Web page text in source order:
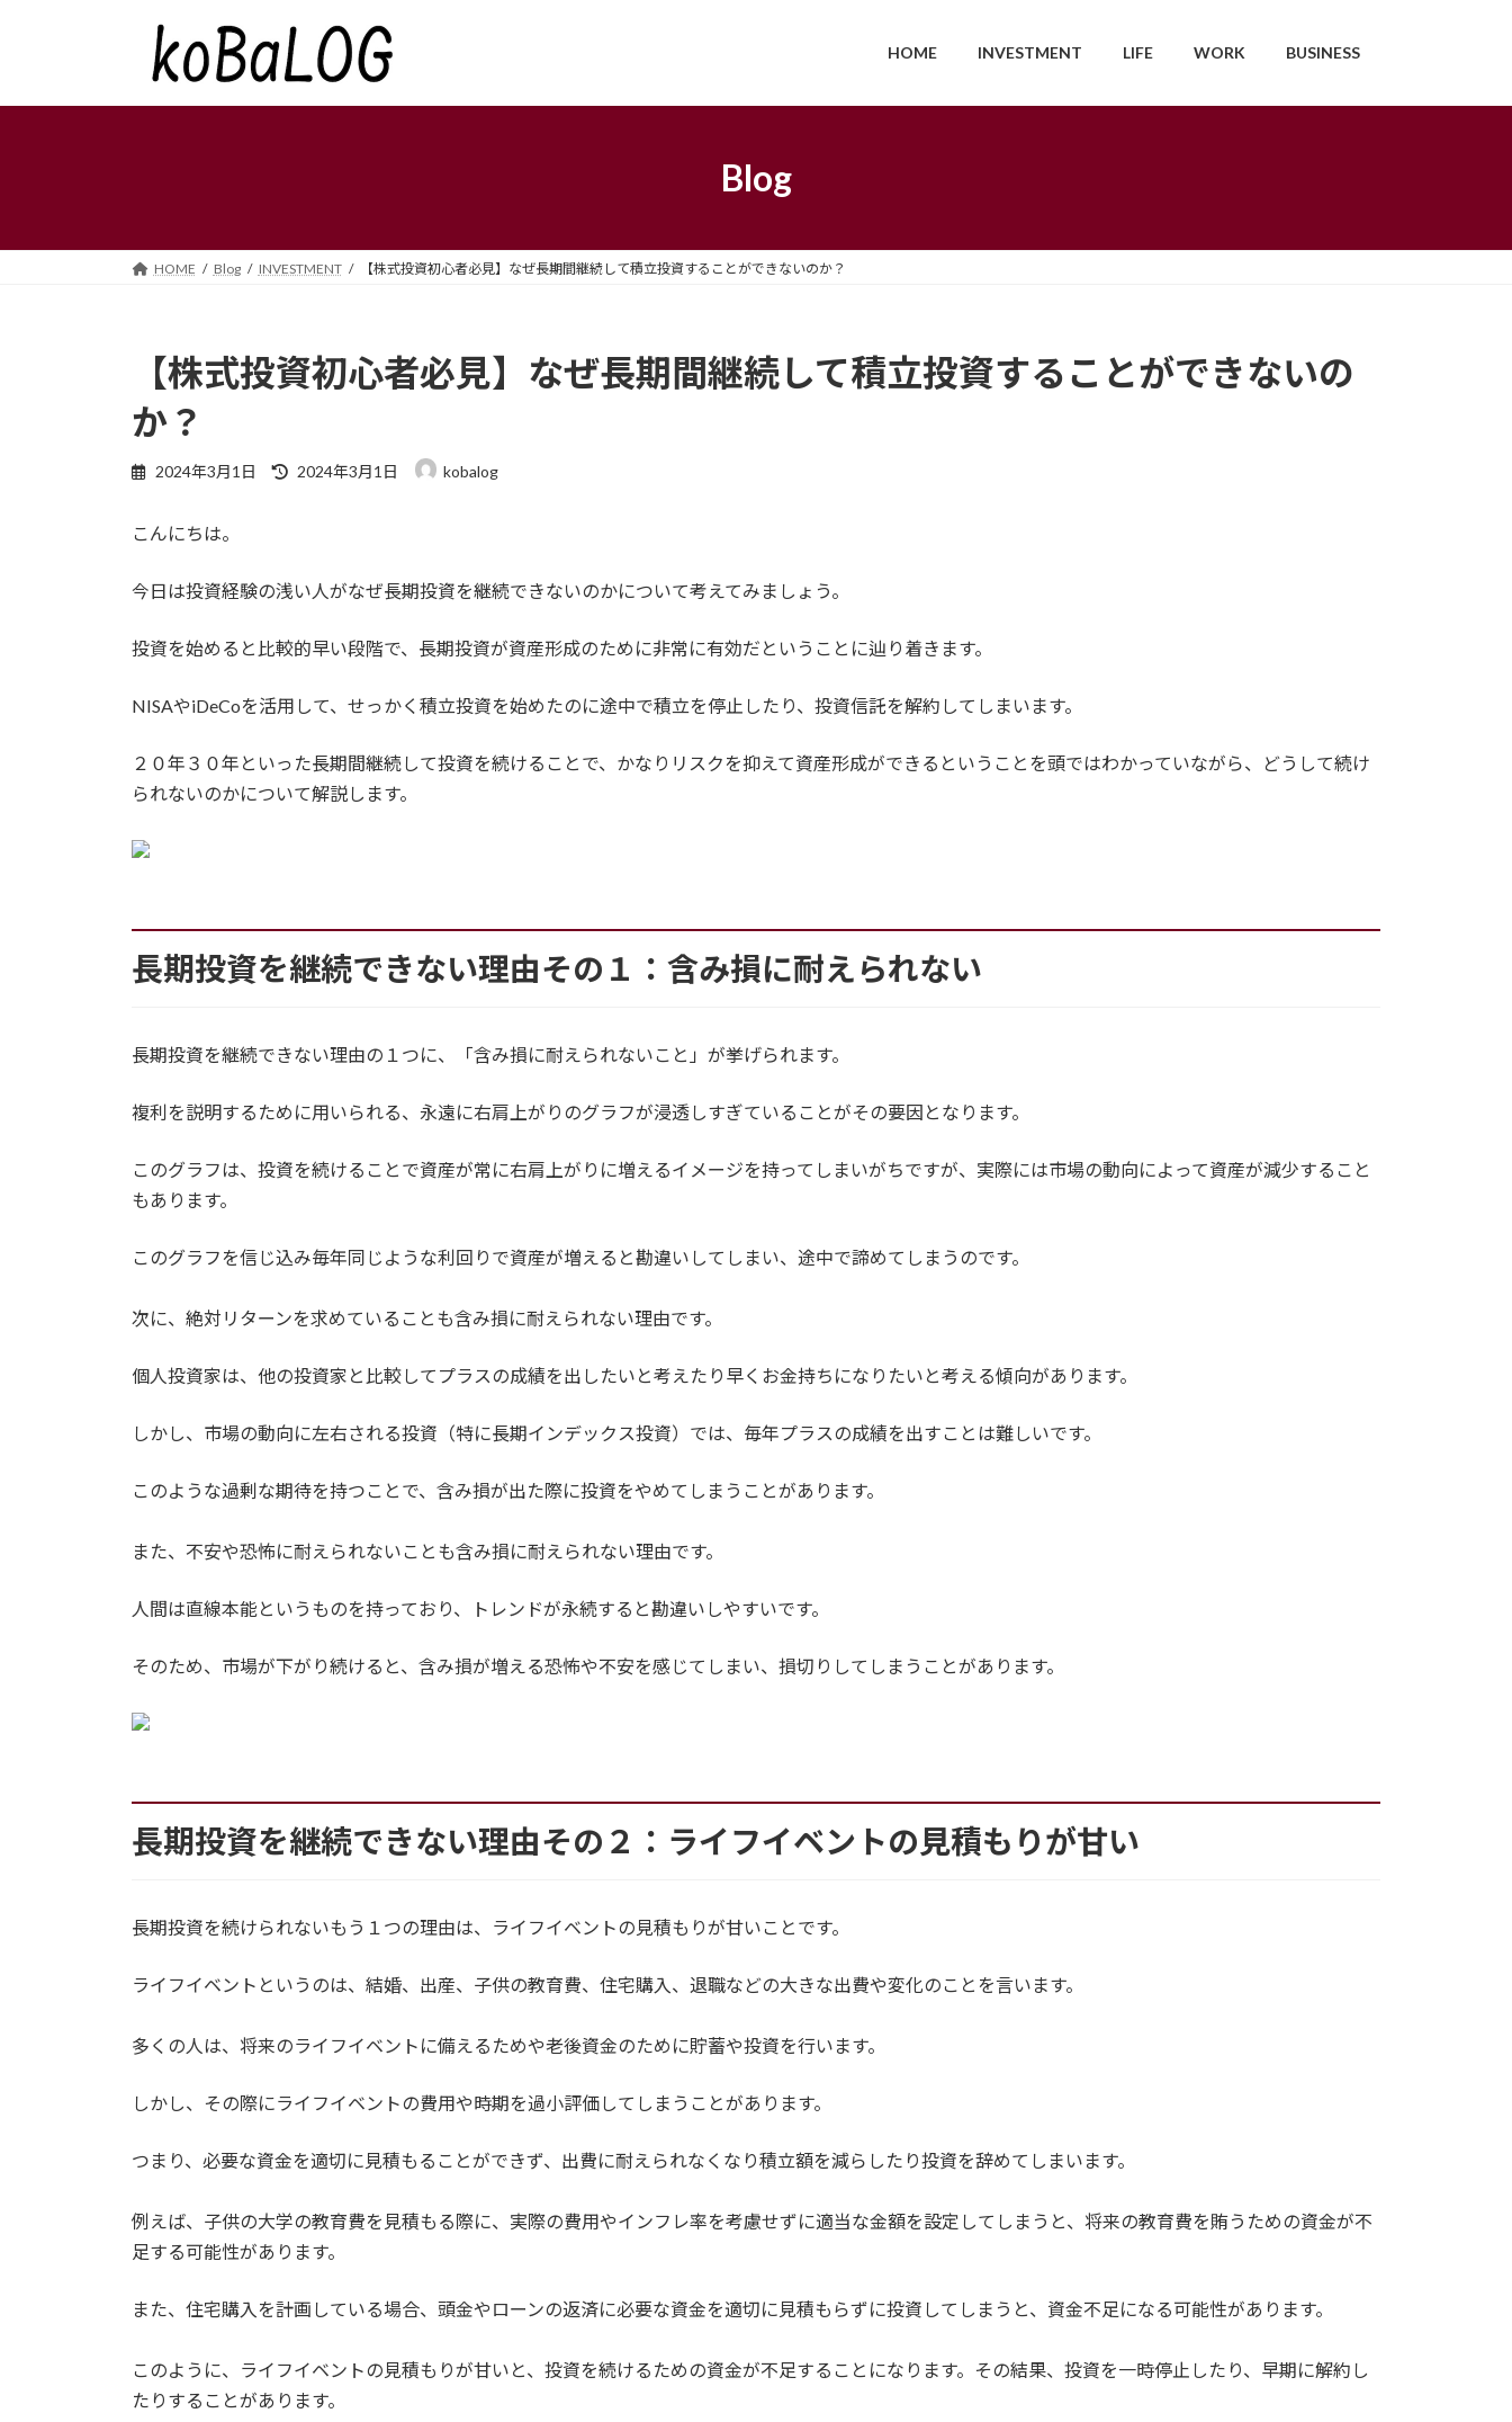
プ
動
HOME INVESTMENT LIFE WORK BUSINESS
Blog
HOME Blog INVESTMENT 【株式投資初心者必見】なぜ長期間継続して積立投資することができないのか？
【株式投資初心者必見】なぜ長期間継続して積立投資することができないの
か？
2024年3月1日
最
:
2024年3月1日 kobalog
こんにちは。
今日は投資経験の浅い人がなぜ長期投資を継続できないのかについて考えてみましょう。
投資を始めると比較的早い段階で、長期投資が資産形成のために非常に有効だということに辿り着きます。
NISAやiDeCoを活用して、せっかく積立投資を始めたのに途中で積立を停止したり、投資信託を解約してしまいます。
２０年３０年といった長期間継続して投資を続けることで、かなりリスクを抑えて資産形成ができるということを頭ではわかっていながら、どうして続け
られないのかについて解説します。
長期投資を継続できない理由その１：含み損に耐えられない
長期投資を継続できない理由の１つに、「含み損に耐えられないこと」が挙げられます。
複利を説明するために用いられる、永遠に右肩上がりのグラフが浸透しすぎていることがその要因となります。
このグラフは、投資を続けることで資産が常に右肩上がりに増えるイメージを持ってしまいがちですが、実際には市場の動向によって資産が減少すること
もあります。
このグラフを信じ込み毎年同じような利回りで資産が増えると勘違いしてしまい、途中で諦めてしまうのです。
次に、絶対リターンを求めていることも含み損に耐えられない理由です。
個人投資家は、他の投資家と比較してプラスの成績を出したいと考えたり早くお金持ちになりたいと考える傾向があります。
しかし、市場の動向に左右される投資（特に長期インデックス投資）では、毎年プラスの成績を出すことは難しいです。
このような過剰な期待を持つことで、含み損が出た際に投資をやめてしまうことがあります。
また、不安や恐怖に耐えられないことも含み損に耐えられない理由です。
人間は直線本能というものを持っており、トレンドが永続すると勘違いしやすいです。
そのため、市場が下がり続けると、含み損が増える恐怖や不安を感じてしまい、損切りしてしまうことがあります。
長期投資を継続できない理由その２：ライフイベントの見積もりが甘い
長期投資を続けられないもう１つの理由は、ライフイベントの見積もりが甘いことです。
ライフイベントというのは、結婚、出産、子供の教育費、住宅購入、退職などの大きな出費や変化のことを言います。
多くの人は、将来のライフイベントに備えるためや老後資金のために貯蓄や投資を行います。
しかし、その際にライフイベントの費用や時期を過小評価してしまうことがあります。
つまり、必要な資金を適切に見積もることができず、出費に耐えられなくなり積立額を減らしたり投資を辞めてしまいます。
例えば、子供の大学の教育費を見積もる際に、実際の費用やインフレ率を考慮せずに適当な金額を設定してしまうと、将来の教育費を賄うための資金が不
足する可能性があります。
また、住宅購入を計画している場合、頭金やローンの返済に必要な資金を適切に見積もらずに投資してしまうと、資金不足になる可能性があります。
このように、ライフイベントの見積もりが甘いと、投資を続けるための資金が不足することになります。その結果、投資を一時停止したり、早期に解約し
たりすることがあります。